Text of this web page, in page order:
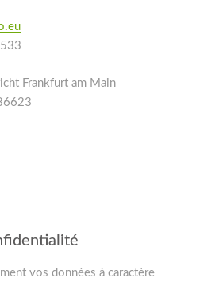
Frankfurt am Main
vos données à caractère